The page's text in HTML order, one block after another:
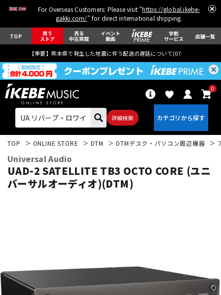
For Overseas Customers: Please visit "https://global.ikebe-
gakki.com/" for direct international shipping.
TOP 買う
ストア
売る
中古買取
イベント
動画
学割
サービス 店舗一覧
【重要】熊本県で発生した地震に伴う配送の遅延について(07月29日
詳細検索
0
ドラム パーカッション
TOP ONLINE STORE DTM DTMデスク・パソコン周辺機器
Universal Audio
UAD-2 SATELLITE TB3 OCTO CORE (ユニ
バーサルオーディオ)(DTM)